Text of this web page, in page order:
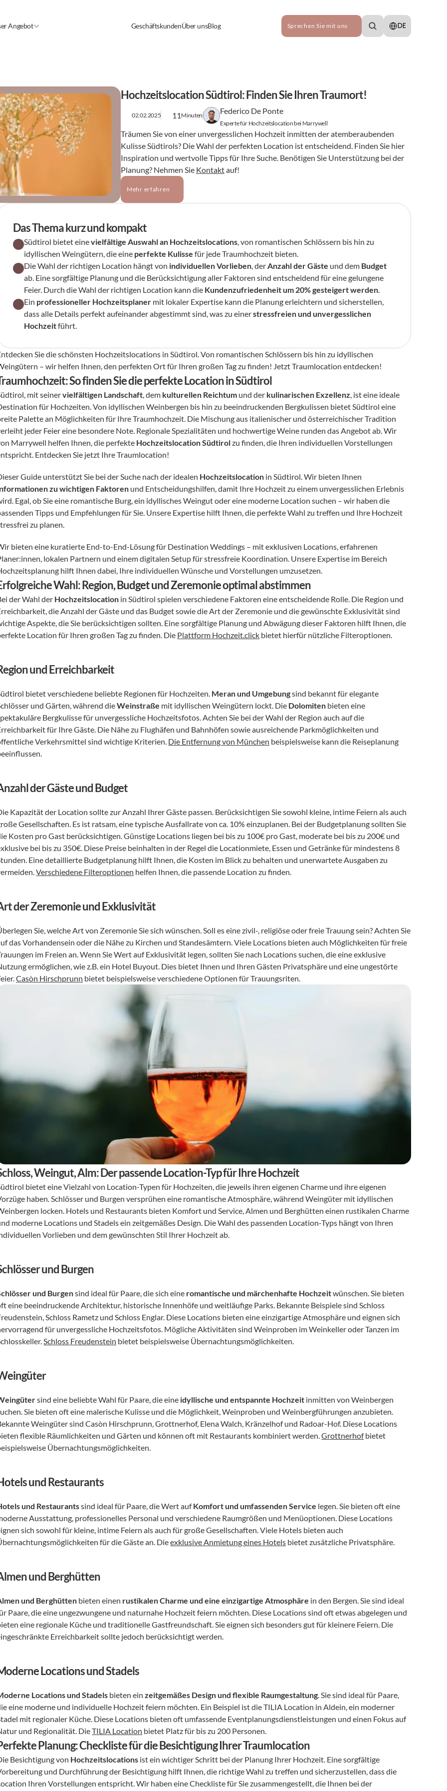
Angebot GeschäftskundenÜber unsBlog Sprechen Sie mit uns
Select Language
DE
Hochzeitslocation Südtirol: Finden Sie Ihren Traumort!
02.02.2025 11 Minuten Federico De Ponte
Experte für Hochzeitslocation bei Marrywell
Träumen Sie von einer unvergesslichen Hochzeit inmitten der atemberaubenden
Kulisse Südtirols? Die Wahl der perfekten Location ist entscheidend. Finden Sie hier
Inspiration und wertvolle Tipps für Ihre Suche. Benötigen Sie Unterstützung bei der
Planung? Nehmen Sie Kontakt auf!
Mehr erfahren
Das Thema kurz und kompakt
Südtirol bietet eine vielfältige Auswahl an Hochzeitslocations, von romantischen Schlössern bis hin zu
idyllischen Weingütern, die eine perfekte Kulisse für jede Traumhochzeit bieten.
Die Wahl der richtigen Location hängt von individuellen Vorlieben, der Anzahl der Gäste und dem Budget
ab. Eine sorgfältige Planung und die Berücksichtigung aller Faktoren sind entscheidend für eine gelungene
Feier. Durch die Wahl der richtigen Location kann die Kundenzufriedenheit um 20% gesteigert werden.
Ein professioneller Hochzeitsplaner mit lokaler Expertise kann die Planung erleichtern und sicherstellen,
dass alle Details perfekt aufeinander abgestimmt sind, was zu einer stressfreien und unvergesslichen
Hochzeit führt.
Sie die schönsten Hochzeitslocations in Südtirol. Von romantischen Schlössern bis hin zu idyllischen
– wir helfen Ihnen, den perfekten Ort für Ihren großen Tag zu finden! Jetzt Traumlocation entdecken!
So finden Sie die perfekte Location in Südtirol
mit seiner vielfältigen Landschaft, dem kulturellen Reichtum und der kulinarischen Exzellenz, ist eine ideale
für Hochzeiten. Von idyllischen Weinbergen bis hin zu beeindruckenden Bergkulissen bietet Südtirol eine
Palette an Möglichkeiten für Ihre Traumhochzeit. Die Mischung aus italienischer und österreichischer Tradition
jeder Feier eine besondere Note. Regionale Spezialitäten und hochwertige Weine runden das Angebot ab. Wir
Marrywell helfen Ihnen, die perfekte Hochzeitslocation Südtirol zu finden, die Ihren individuellen Vorstellungen
Entdecken Sie jetzt Ihre Traumlocation!
Guide unterstützt Sie bei der Suche nach der idealen Hochzeitslocation
zu wichtigen Faktoren und Entscheidungshilfen, damit Ihre Hochzeit zu einem unvergesslichen Erlebnis
Egal, ob Sie eine romantische Burg, ein idyllisches Weingut oder eine moderne Location suchen – wir haben die
Tipps und Empfehlungen für Sie. Unsere Expertise hilft Ihnen, die perfekte Wahl zu treffen und Ihre Hochzeit
zu planen.
bieten eine kuratierte End-to-End-Lösung für Destination Weddings – mit exklusiven Locations, erfahrenen
lokalen Partnern und einem digitalen Setup für stressfreie Koordination. Unsere Expertise im Bereich
hilft Ihnen dabei, Ihre individuellen Wünsche und Vorstellungen umzusetzen.
Wahl: Region, Budget und Zeremonie optimal abstimmen
der Wahl der Hochzeitslocation in Südtirol spielen verschiedene Faktoren eine entscheidende Rolle. Die Region und
die Anzahl der Gäste und das Budget sowie die Art der Zeremonie und die gewünschte Exklusivität sind
Aspekte, die Sie berücksichtigen sollten. Eine sorgfältige Planung und Abwägung dieser Faktoren hilft Ihnen, die
Location für Ihren großen Tag zu finden. Die Plattform Hochzeit.click bietet hierfür nützliche Filteroptionen.
und Erreichbarkeit
bietet verschiedene beliebte Regionen für Hochzeiten. Meran und Umgebung sind bekannt für elegante
und Gärten, während die Weinstraße mit idyllischen Weingütern lockt. Die Dolomiten bieten eine
Bergkulisse für unvergessliche Hochzeitsfotos. Achten Sie bei der Wahl der Region auch auf die
für Ihre Gäste. Die Nähe zu Flughäfen und Bahnhöfen sowie ausreichende Parkmöglichkeiten und
Verkehrsmittel sind wichtige Kriterien. Die Entfernung von München beispielsweise kann die Reiseplanung
der Gäste und Budget
Kapazität der Location sollte zur Anzahl Ihrer Gäste passen. Berücksichtigen Sie sowohl kleine, intime Feiern als auch
Gesellschaften. Es ist ratsam, eine typische Ausfallrate von ca. 10% einzuplanen. Bei der Budgetplanung sollten Sie
Kosten pro Gast berücksichtigen. Günstige Locations liegen bei bis zu 100€ pro Gast, moderate bei bis zu 200€ und
bei bis zu 350€. Diese Preise beinhalten in der Regel die Locationmiete, Essen und Getränke für mindestens 8
Eine detaillierte Budgetplanung hilft Ihnen, die Kosten im Blick zu behalten und unerwartete Ausgaben zu
Verschiedene Filteroptionen helfen Ihnen, die passende Location zu finden.
der Zeremonie und Exklusivität
Sie, welche Art von Zeremonie Sie sich wünschen. Soll es eine zivil-, religiöse oder freie Trauung sein? Achten Sie
das Vorhandensein oder die Nähe zu Kirchen und Standesämtern. Viele Locations bieten auch Möglichkeiten für freie
im Freien an. Wenn Sie Wert auf Exklusivität legen, sollten Sie nach Locations suchen, die eine exklusive
ermöglichen, wie z.B. ein Hotel Buyout. Dies bietet Ihnen und Ihren Gästen Privatsphäre und eine ungestörte
Casòn Hirschprunn bietet beispielsweise verschiedene Optionen für Trauungsriten.
Weingut, Alm: Der passende Location-Typ für Ihre Hochzeit
bietet eine Vielzahl von Location-Typen für Hochzeiten, die jeweils ihren eigenen Charme und ihre eigenen
haben. Schlösser und Burgen versprühen eine romantische Atmosphäre, während Weingüter mit idyllischen
locken. Hotels und Restaurants bieten Komfort und Service, Almen und Berghütten einen rustikalen Charme
moderne Locations und Stadels ein zeitgemäßes Design. Die Wahl des passenden Location-Typs hängt von Ihren
Vorlieben und dem gewünschten Stil Ihrer Hochzeit ab.
und Burgen
und Burgen sind ideal für Paare, die sich eine romantische und märchenhafte Hochzeit wünschen. Sie bieten
eine beeindruckende Architektur, historische Innenhöfe und weitläufige Parks. Bekannte Beispiele sind Schloss
Schloss Rametz und Schloss Englar. Diese Locations bieten eine einzigartige Atmosphäre und eignen sich
für unvergessliche Hochzeitsfotos. Mögliche Aktivitäten sind Weinproben im Weinkeller oder Tanzen im
Schloss Freudenstein bietet beispielsweise Übernachtungsmöglichkeiten.
sind eine beliebte Wahl für Paare, die eine idyllische und entspannte Hochzeit inmitten von Weinbergen
Sie bieten oft eine malerische Kulisse und die Möglichkeit, Weinproben und Weinbergführungen anzubieten.
Weingüter sind Casòn Hirschprunn, Grottnerhof, Elena Walch, Kränzelhof und Radoar-Hof. Diese Locations
flexible Räumlichkeiten und Gärten und können oft mit Restaurants kombiniert werden. Grottnerhof bietet
Übernachtungsmöglichkeiten.
und Restaurants
und Restaurants sind ideal für Paare, die Wert auf Komfort und umfassenden Service legen. Sie bieten oft eine
Ausstattung, professionelles Personal und verschiedene Raumgrößen und Menüoptionen. Diese Locations
sich sowohl für kleine, intime Feiern als auch für große Gesellschaften. Viele Hotels bieten auch
für die Gäste an. Die exklusive Anmietung eines Hotels bietet zusätzliche Privatsphäre.
und Berghütten
und Berghütten bieten einen rustikalen Charme und eine einzigartige Atmosphäre in den Bergen. Sie sind ideal
Paare, die eine ungezwungene und naturnahe Hochzeit feiern möchten. Diese Locations sind oft etwas abgelegen und
eine regionale Küche und traditionelle Gastfreundschaft. Sie eignen sich besonders gut für kleinere Feiern. Die
Erreichbarkeit sollte jedoch berücksichtigt werden.
Locations und Stadels
Locations und Stadels bieten ein zeitgemäßes Design und flexible Raumgestaltung. Sie sind ideal für Paare,
eine moderne und individuelle Hochzeit feiern möchten. Ein Beispiel ist die TILIA Location in Aldein, ein moderner
mit regionaler Küche. Diese Locations bieten oft umfassende Eventplanungsdienstleistungen und einen Fokus auf
und Regionalität. Die TILIA Location bietet Platz für bis zu 200 Personen.
Planung: Checkliste für die Besichtigung Ihrer Traumlocation
Besichtigung von Hochzeitslocations ist ein wichtiger Schritt bei der Planung Ihrer Hochzeit. Eine sorgfältige
und Durchführung der Besichtigung hilft Ihnen, die richtige Wahl zu treffen und sicherzustellen, dass die
Ihren Vorstellungen entspricht. Wir haben eine Checkliste für Sie zusammengestellt, die Ihnen bei der